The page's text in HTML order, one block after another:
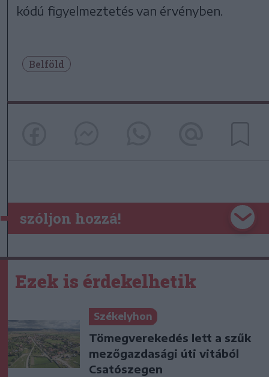
kódú figyelmeztetés van érvényben.
Belföld
szóljon hozzá!
Ezek is érdekelhetik
Székelyhon
Tömegverekedés lett a szűk
mezőgazdasági úti vitából
Csatószegen